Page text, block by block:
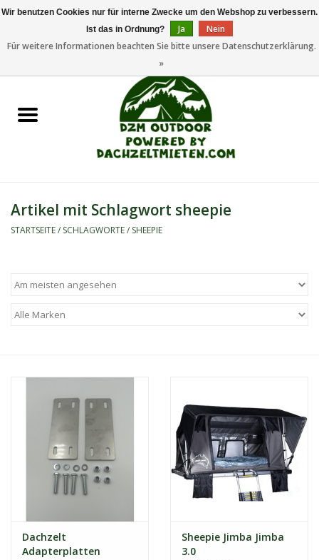
Dachzeltanhänger
Camping/Outdoor
Marken
Artikel mit Schlagwort sheepie
STARTSEITE/ SCHLAGWORTE/ SHEEPIE
Dachzelt
Adapterplatten
Sheepie Jimba Jimba
3.0
Wir benutzen Cookies nur für interne Zwecke um den Webshop zu verbessern.
Ist das in Ordnung?
Ja
Nein
Für weitere Informationen beachten Sie bitte unsere Datenschutzerklärung.
»